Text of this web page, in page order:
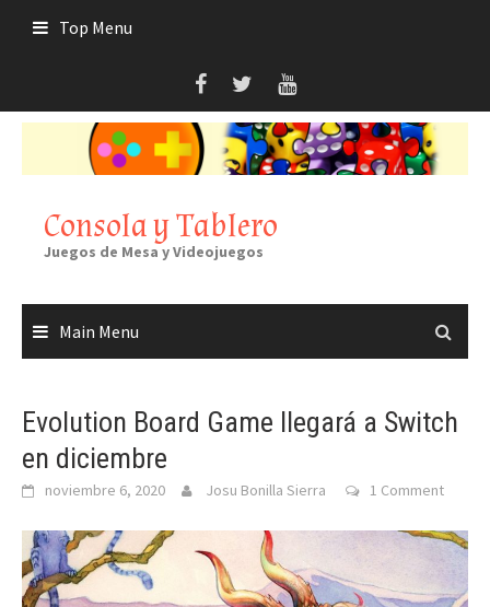
Top Menu
Consola y Tablero
Juegos de Mesa y Videojuegos
Main Menu
Evolution Board Game llegará a Switch
en diciembre
noviembre 6, 2020 Josu Bonilla Sierra 1 Comment